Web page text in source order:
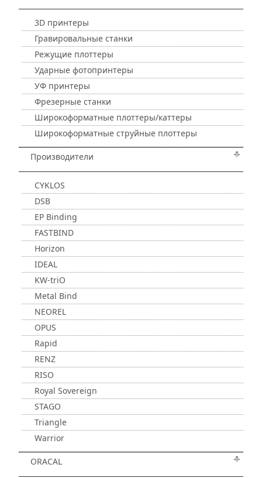
3D принтеры
Гравировальные станки
Режущие плоттеры
Ударные фотопринтеры
УФ принтеры
Фрезерные станки
Широкоформатные плоттеры/каттеры
Широкоформатные струйные плоттеры
Производители
CYKLOS
DSB
EP Binding
FASTBIND
Horizon
IDEAL
KW-triO
Metal Bind
NEOREL
OPUS
Rapid
RENZ
RISO
Royal Sovereign
STAGO
Triangle
Warrior
ORACAL